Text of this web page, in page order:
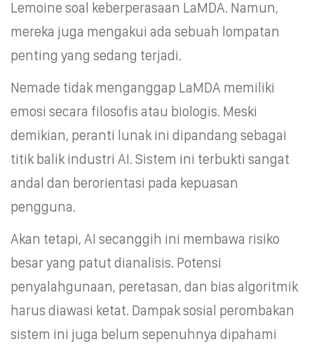
Lemoine soal keberperasaan LaMDA. Namun,
mereka juga mengakui ada sebuah lompatan
penting yang sedang terjadi.
Nemade tidak menganggap LaMDA memiliki
emosi secara filosofis atau biologis. Meski
demikian, peranti lunak ini dipandang sebagai
titik balik industri AI. Sistem ini terbukti sangat
andal dan berorientasi pada kepuasan
pengguna.
Akan tetapi, AI secanggih ini membawa risiko
besar yang patut dianalisis. Potensi
penyalahgunaan, peretasan, dan bias algoritmik
harus diawasi ketat. Dampak sosial perombakan
sistem ini juga belum sepenuhnya dipahami